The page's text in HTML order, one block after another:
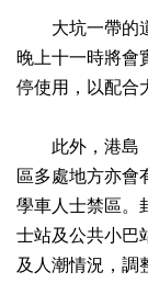
大坑一帶的道
晚上十一時將會
停使用，以配合
此外，港島（
區多處地方亦會
學車人士禁區。
士站及公共小巴
及人潮情況，調